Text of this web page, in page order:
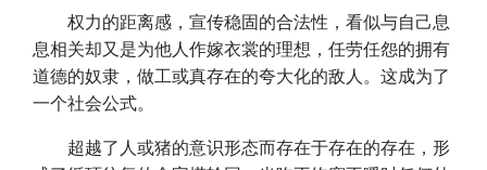
​权力的距离感，宣传稳固的合法性，看似与自己息
息相关却又是为他人作嫁衣裳的理想，任劳任怨的拥有
道德的奴隶，做工或真存在的夸大化的敌人。这成为了
一个社会公式。
​超越了人或猪的意识形态而存在于存在的存在，形